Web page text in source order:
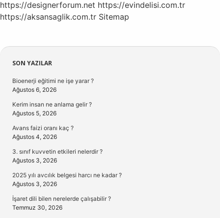
https://designerforum.net https://evindelisi.com.tr
https://aksansaglik.com.tr Sitemap
Sidebar
SON YAZILAR
Bioenerji eğitimi ne işe yarar ?
Ağustos 6, 2026
Kerim insan ne anlama gelir ?
Ağustos 5, 2026
Avans faizi oranı kaç ?
Ağustos 4, 2026
3. sınıf kuvvetin etkileri nelerdir ?
Ağustos 3, 2026
2025 yılı avcılık belgesi harcı ne kadar ?
Ağustos 3, 2026
İşaret dili bilen nerelerde çalışabilir ?
Temmuz 30, 2026